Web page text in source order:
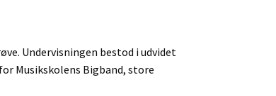
Undervisningen bestod i udvidet
Musikskolens Bigband, store